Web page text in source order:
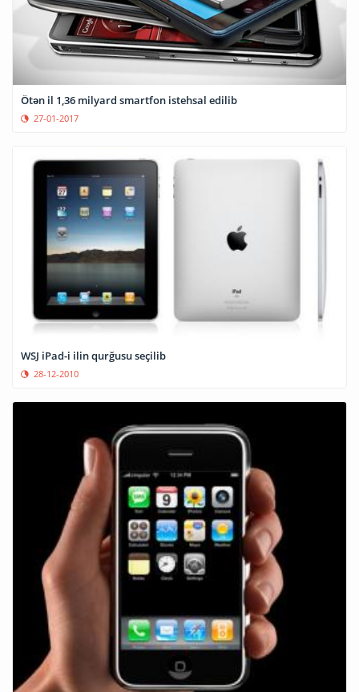
Ötən il 1,36 milyard smartfon istehsal edilib
27-01-2017
WSJ iPad-i ilin qurğusu seçilib
28-12-2010